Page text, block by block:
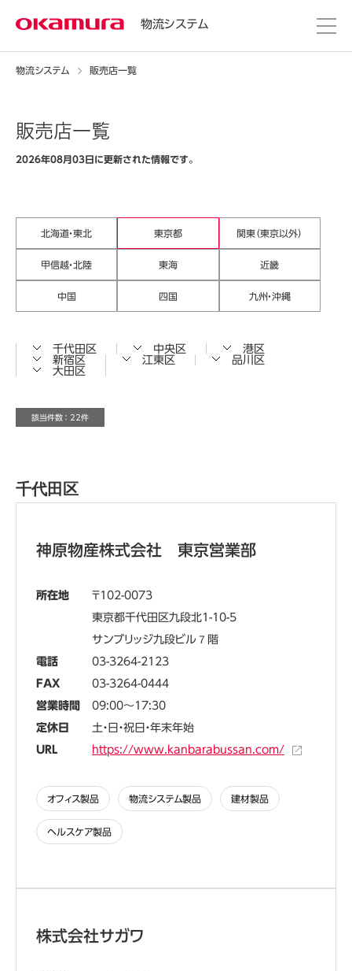
物流システム
物流システム 販売店一覧
販売店一覧
2026年08月03日に更新された情報です。
北海道・東北 東京都 関東（東京以外）
甲信越・北陸 東海 近畿
中国 四国 九州・沖縄
千代田区 中央区
港区
新宿区
江東区
品川区
大田区
該当件数 ： 22件
千代田区
神原物産株式会社 東京営業部
所在地
102-0073
東京都千代田区九段北1-10-5
サンブリッジ九段ビル７階
電話
03-3264-2123
FAX
03-3264-0444
営業時間
09:00～17:30
定休日
土・日・祝日・年末年始
URL
https://www.kanbarabussan.com/
オフィス製品 物流システム製品 建材製品
ヘルスケア製品
株式会社サガワ